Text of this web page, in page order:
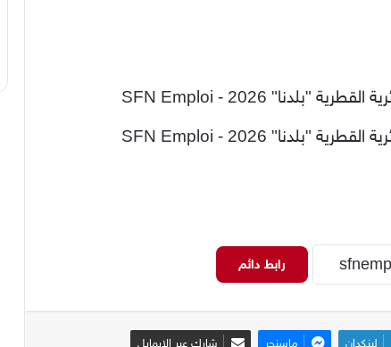
رابط دائم
لينكدإن ماسنجر شارك عبر الإيمايل